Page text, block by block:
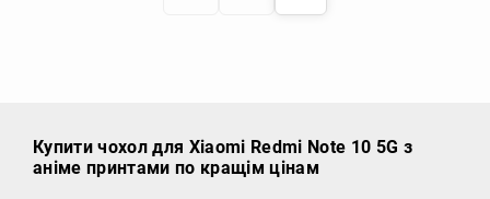
Купити чохол для Xiaomi Redmi Note 10 5G з
аніме принтами по кращім цінам